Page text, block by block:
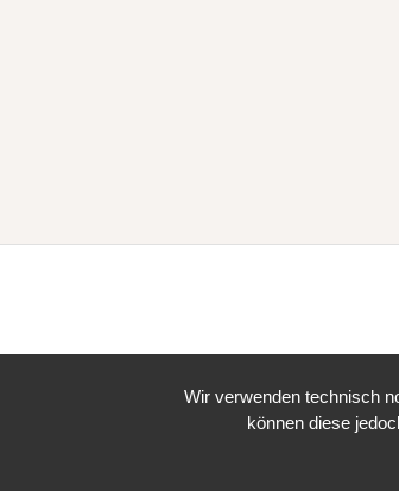
Wir verwenden technisch
können diese